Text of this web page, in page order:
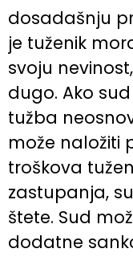
dosadašnju
je tuženik
svoju
dugo. Ako
tužba
može naložiti
troškova
zastupanja,
štete. Sud
dodatne